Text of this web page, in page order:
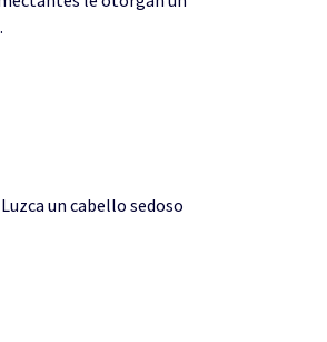
un cabello sedoso